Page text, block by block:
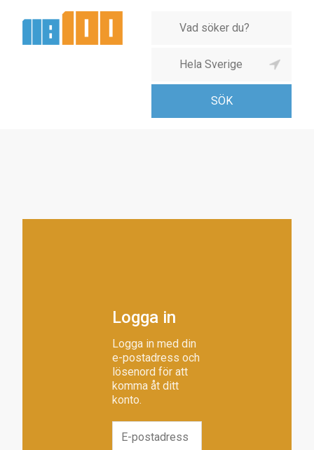
Logga in
Logga in med din
e-postadress och
lösenord för att
komma åt ditt
konto.